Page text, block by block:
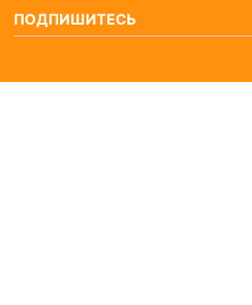
ПОДПИШИТЕСЬ